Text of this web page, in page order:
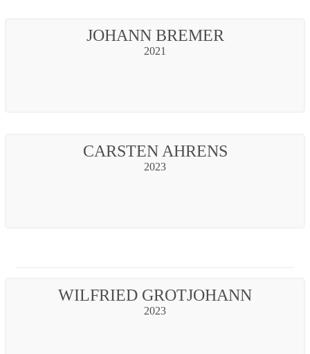
JOHANN BREMER
2021
CARSTEN AHRENS
2023
WILFRIED GROTJOHANN
2023